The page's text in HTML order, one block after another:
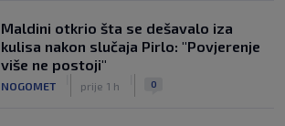
Maldini otkrio šta se dešavalo iza
kulisa nakon slučaja Pirlo: "Povjerenje
više ne postoji"
NOGOMET prije 1 h 0